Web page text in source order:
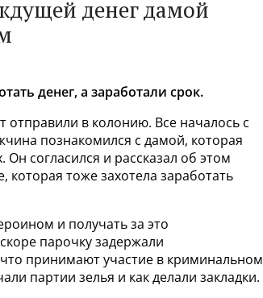
денег дамой
денег, а заработали срок.
в колонию. Все началось с
познакомился с дамой, которая
согласился и рассказал об этом
тоже захотела заработать
и получать за это
парочку задержали
принимают участие в криминальном
партии зелья и как делали закладки.